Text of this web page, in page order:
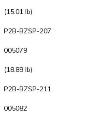
(15.01 lb)
P2B-BZSP-207
005079
(18.89 lb)
P2B-BZSP-211
005082